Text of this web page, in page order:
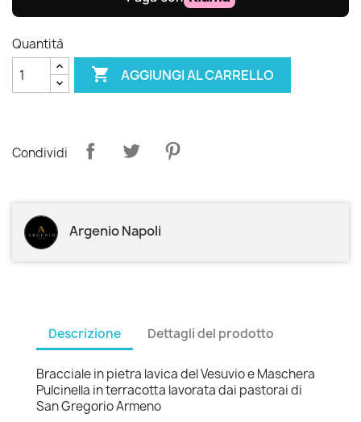
Quantità
 AGGIUNGI AL CARRELLO
Condividi
Argenio Napoli
Descrizione Dettagli del prodotto
Bracciale in pietra lavica del Vesuvio e Maschera
Pulcinella in terracotta lavorata dai pastorai di
San Gregorio Armeno